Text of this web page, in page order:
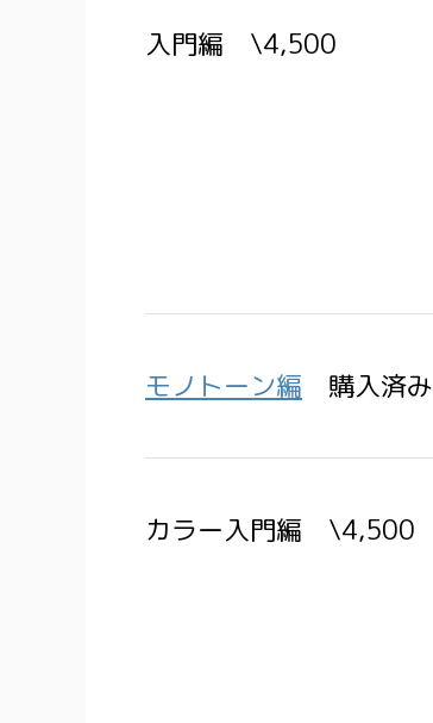
入門編 \4,500
モノトーン編 購入済み
カラー入門編 \4,500